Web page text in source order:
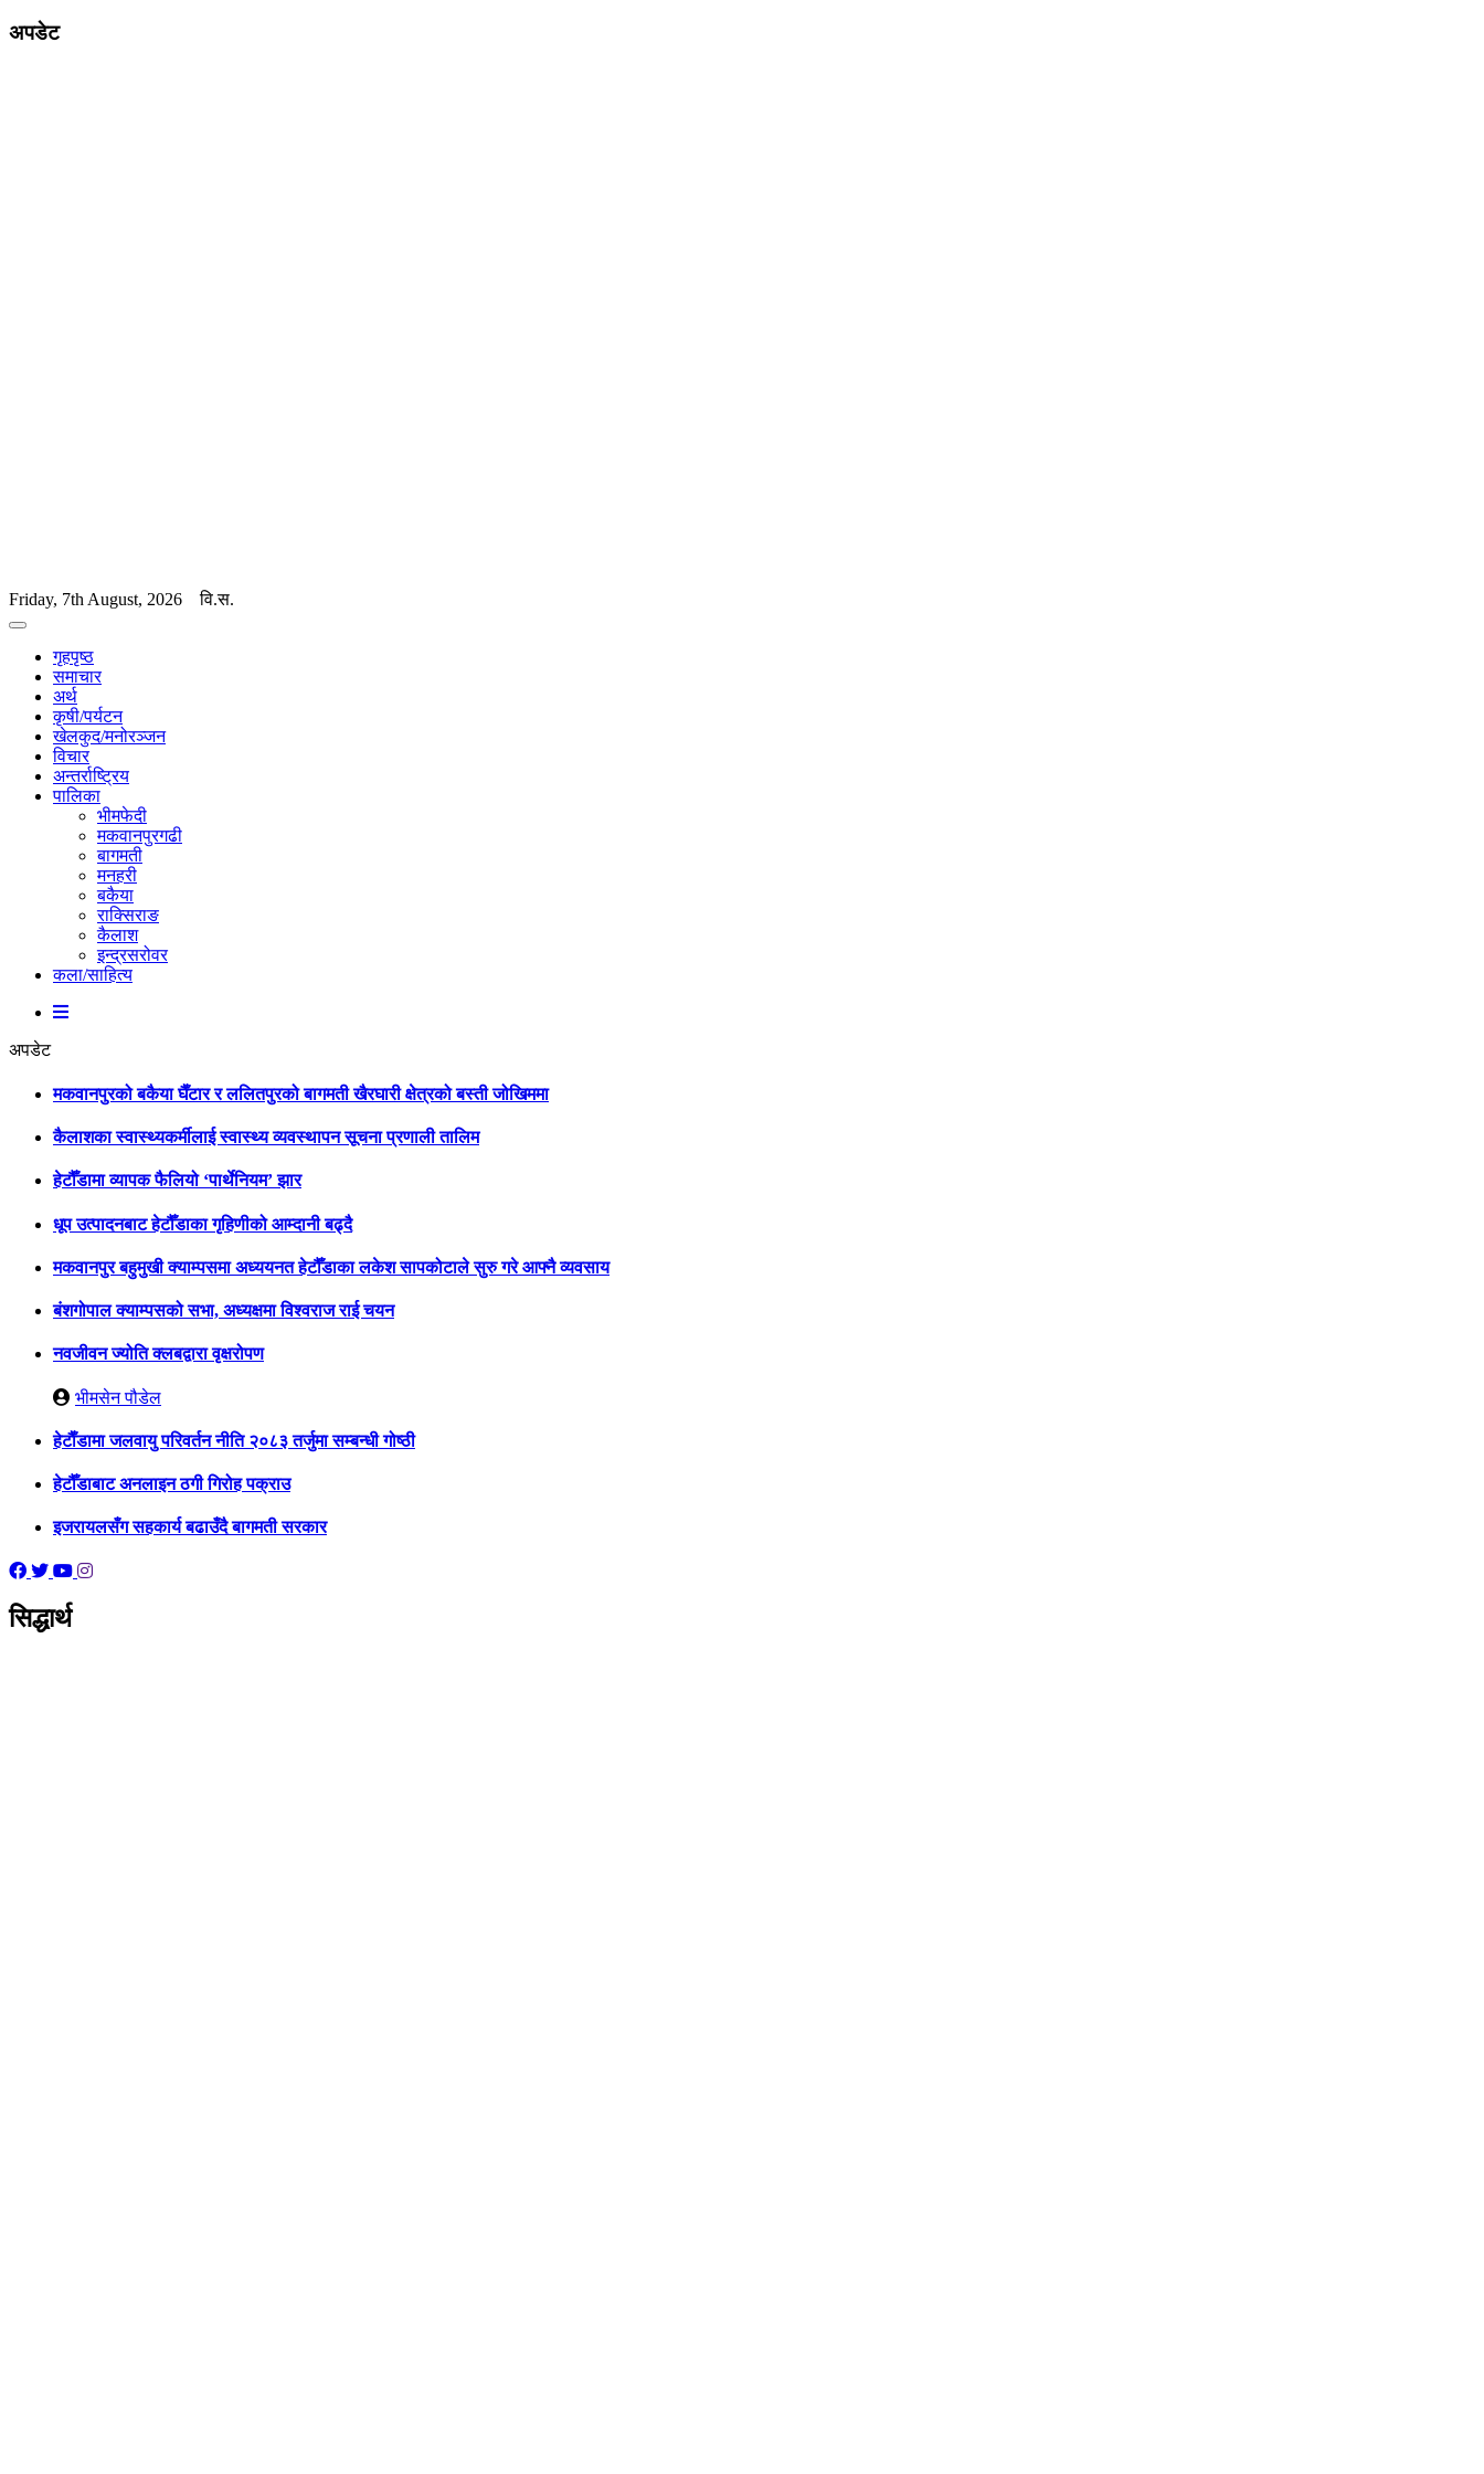
अपडेट
Friday, 7th August, 2026 वि.स.
गृहपृष्ठ
समाचार
अर्थ
कृषी/पर्यटन
खेलकुद/मनोरञ्जन
विचार
अन्तर्राष्ट्रिय
पालिका
भीमफेदी
मकवानपुरगढी
बागमती
मनहरी
बकैया
राक्सिराङ
कैलाश
इन्द्रसरोवर
कला/साहित्य
अपडेट
मकवानपुरको बकैया घैँटार र ललितपुरको बागमती खैरघारी क्षेत्रको बस्ती जोखिममा
कैलाशका स्वास्थ्यकर्मीलाई स्वास्थ्य व्यवस्थापन सूचना प्रणाली तालिम
हेटौँडामा व्यापक फैलियो ‘पार्थेनियम’ झार
धूप उत्पादनबाट हेटौँडाका गृहिणीको आम्दानी बढ्दै
मकवानपुर बहुमुखी क्याम्पसमा अध्ययनत हेटौँडाका लकेश सापकोटाले सुरु गरे आफ्नै व्यवसाय
बंशगोपाल क्याम्पसको सभा, अध्यक्षमा विश्वराज राई चयन
नवजीवन ज्योति क्लबद्वारा वृक्षरोपण
भीमसेन पौडेल
हेटाैँडामा जलवायु परिवर्तन नीति २०८३ तर्जुमा सम्बन्धी गोष्ठी
हेटौँडाबाट अनलाइन ठगी गिरोह पक्राउ
इजरायलसँग सहकार्य बढाउँदै बागमती सरकार
सिद्धार्थ